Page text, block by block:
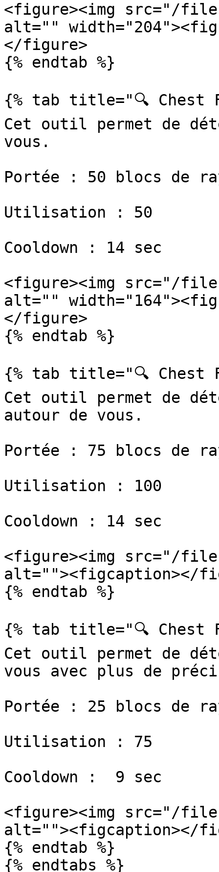
<figure><img src="/
alt=""
</figure>
{% endtab %}
{% tab title="🔍 Chest
Cet outil permet de
vous.
Portée : 50 blocs de
Utilisation : 50
Cooldown : 14 sec
<figure><img src="/files/
alt=""
</figure>
{% endtab %}
{% tab title="🔍 Chest
Cet outil permet de
autour de vous.
Portée : 75 blocs de
Utilisation : 100
Cooldown : 14 sec
<figure><img src="/files/
alt=""><figcaption></
{% endtab %}
{% tab title="🔍 Chest
Cet outil permet de
vous avec plus de
Portée : 25 blocs de
Utilisation : 75
Cooldown :  9 sec
<figure><img src="/
alt=""><figcaption></
{% endtab %}
{% endtabs %}